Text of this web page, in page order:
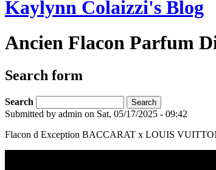
Kaylynn Colaizzi's Blog
Ancien Flacon Parfum
Search form
Search
Submitted by admin on Sat, 05/17/2025 - 09:42
Flacon d Exception BACCARAT x LOUIS